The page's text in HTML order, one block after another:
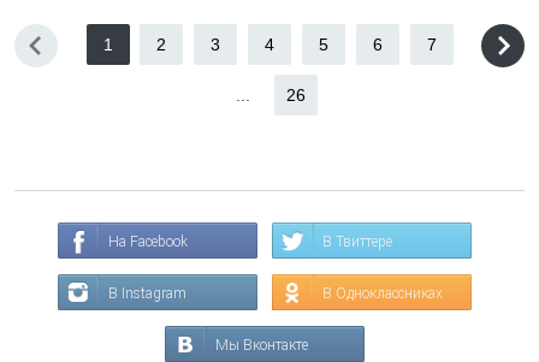
1 2 3 4 5 6 7
26
На Facebook В Твиттере
В Instagram В Одноклассниках
Мы Вконтакте